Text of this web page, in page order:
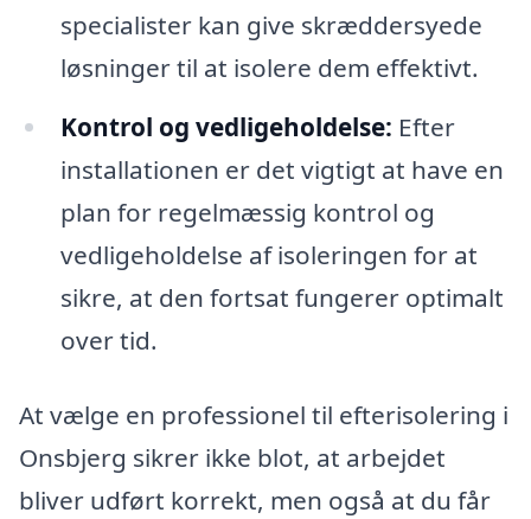
specialister kan give skræddersyede
løsninger til at isolere dem effektivt.
Kontrol og vedligeholdelse: Efter
installationen er det vigtigt at have en
plan for regelmæssig kontrol og
vedligeholdelse af isoleringen for at
sikre, at den fortsat fungerer optimalt
over tid.
At vælge en professionel til efterisolering i
Onsbjerg sikrer ikke blot, at arbejdet
bliver udført korrekt, men også at du får